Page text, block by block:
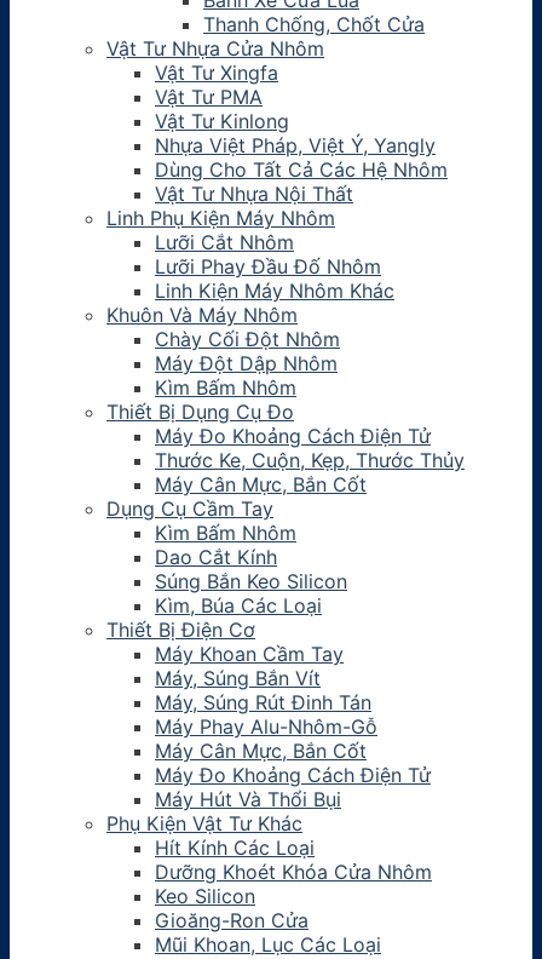
Thanh Chống, Chốt Cửa
Vật Tư Nhựa Cửa Nhôm
Vật Tư Xingfa
Vật Tư PMA
Vật Tư Kinlong
Nhựa Việt Pháp, Việt Ý, Yangly
Dùng Cho Tất Cả Các Hệ Nhôm
Vật Tư Nhựa Nội Thất
Linh Phụ Kiện Máy Nhôm
Lưỡi Cắt Nhôm
Lưỡi Phay Đầu Đố Nhôm
Linh Kiện Máy Nhôm Khác
Khuôn Và Máy Nhôm
Chày Cối Đột Nhôm
Máy Đột Dập Nhôm
Kìm Bấm Nhôm
Thiết Bị Dụng Cụ Đo
Máy Đo Khoảng Cách Điện Tử
Thước Ke, Cuộn, Kẹp, Thước Thủy
Máy Cân Mực, Bắn Cốt
Dụng Cụ Cầm Tay
Kìm Bấm Nhôm
Dao Cắt Kính
Súng Bắn Keo Silicon
Kìm, Búa Các Loại
Thiết Bị Điện Cơ
Máy Khoan Cầm Tay
Máy, Súng Bắn Vít
Máy, Súng Rút Đinh Tán
Máy Phay Alu-Nhôm-Gỗ
Máy Cân Mực, Bắn Cốt
Máy Đo Khoảng Cách Điện Tử
Máy Hút Và Thổi Bụi
Phụ Kiện Vật Tư Khác
Hít Kính Các Loại
Dưỡng Khoét Khóa Cửa Nhôm
Keo Silicon
Gioăng-Ron Cửa
Mũi Khoan, Lục Các Loại